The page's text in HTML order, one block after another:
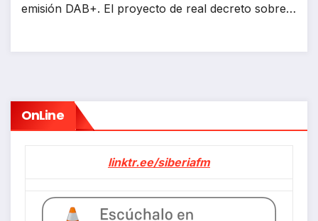
emisión DAB+. El proyecto de real decreto sobre…
OnLine
linktr.ee/siberiafm